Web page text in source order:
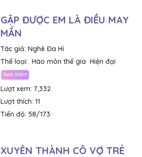
GẶP ĐƯỢC EM LÀ ĐIỀU MAY
MẮN
Tác giả: Nghê Đa Hỉ
Thể loại: Hào môn thế gia Hiện đại
Lượt xem: 7,332
Lượt thích: 11
Tiến độ: 58/173
XUYÊN THÀNH CÔ VỢ TRẺ